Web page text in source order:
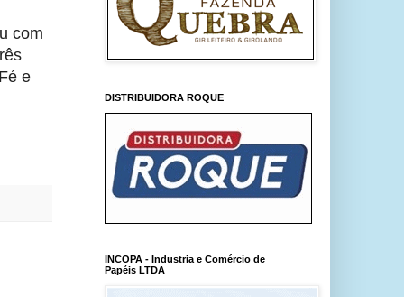
com
e
DISTRIBUIDORA ROQUE
INCOPA - Industria e Comércio de
Papéis LTDA